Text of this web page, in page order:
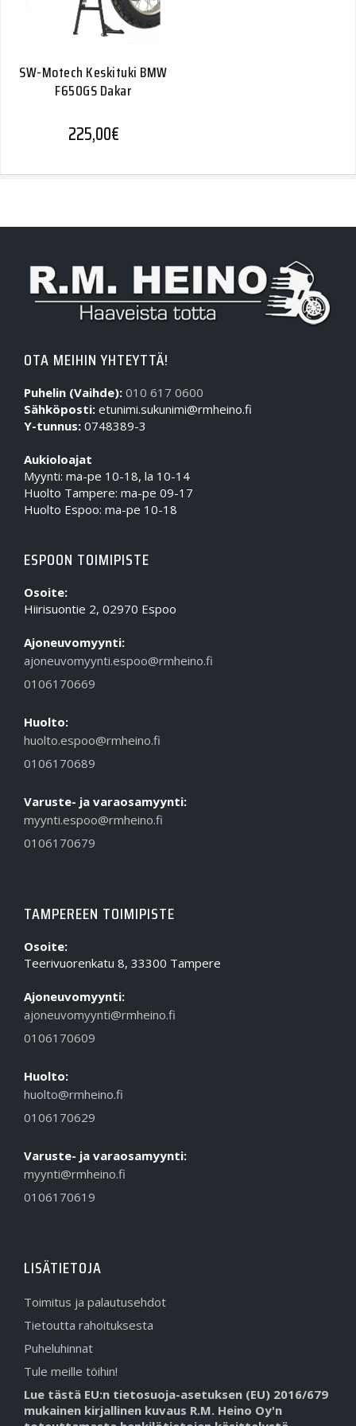
SW-Motech Keskituki BMW
F650GS Dakar
225,00€
OTA MEIHIN YHTEYTTÄ!
Puhelin (Vaihde): 010 617 0600
Sähköposti: etunimi.sukunimi@rmheino.fi
Y-tunnus: 0748389-3
Aukioloajat
Myynti: ma-pe 10-18, la 10-14
Huolto Tampere: ma-pe 09-17
Huolto Espoo: ma-pe 10-18
ESPOON TOIMIPISTE
Osoite:
Hiirisuontie 2, 02970 Espoo
Ajoneuvomyynti:
ajoneuvomyynti.espoo@rmheino.fi
0106170669
Huolto:
huolto.espoo@rmheino.fi
0106170689
Varuste- ja varaosamyynti:
myynti.espoo@rmheino.fi
0106170679
TAMPEREEN TOIMIPISTE
Osoite:
Teerivuorenkatu 8, 33300 Tampere
Ajoneuvomyynti:
ajoneuvomyynti@rmheino.fi
0106170609
Huolto:
huolto@rmheino.fi
0106170629
Varuste- ja varaosamyynti:
myynti@rmheino.fi
0106170619
LISÄTIETOJA
Toimitus ja palautusehdot
Tietoutta rahoituksesta
Puheluhinnat
Tule meille töihin!
Lue tästä EU:n tietosuoja-asetuksen (EU) 2016/679
mukainen kirjallinen kuvaus R.M. Heino Oy'n